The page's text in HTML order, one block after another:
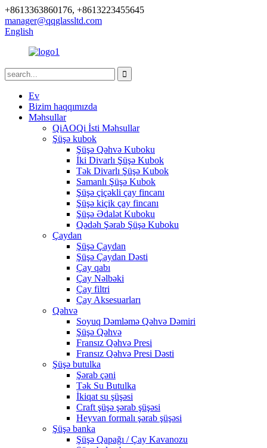
+8613363860176, +8613223455645
manager@qqglassltd.com
English
Ev
Bizim haqqımızda
Məhsullar
QiAOQi İsti Məhsullar
Şüşə kubok
Şüşə Qəhvə Kuboku
İki Divarlı Şüşə Kubok
Tək Divarlı Şüşə Kubok
Samanlı Şüşə Kubok
Şüşə çiçəkli çay fincanı
Şüşə kiçik çay fincanı
Şüşə Ədalət Kuboku
Qədəh Şərab Şüşə Kuboku
Çaydan
Şüşə Çaydan
Şüşə Çaydan Dəsti
Çay qabı
Çay Nəlbəki
Çay filtri
Çay Aksesuarları
Qəhvə
Soyuq Dəmləmə Qəhvə Dəmiri
Şüşə Qəhvə
Fransız Qəhvə Presi
Fransız Qəhvə Presi Dəsti
Şüşə butulka
Şərab çəni
Tək Su Butulka
İkiqat su şüşəsi
Craft şüşə şərab şüşəsi
Heyvan formalı şərab şüşəsi
Şüşə banka
Şüşə Qapağı / Çay Kavanozu